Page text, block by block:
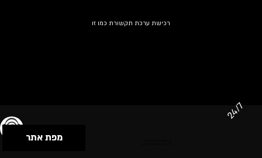
רכישת ערכת תקשורת כמו זו
מפת אתר
24/7